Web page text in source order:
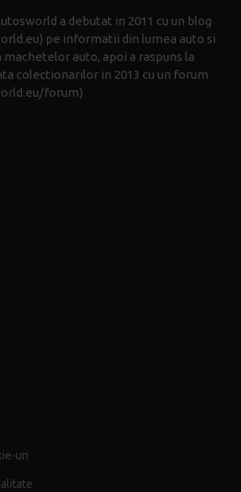
a debutat in 2011 cu un blog
pe informatii din lumea auto si
machetelor auto, apoi a raspuns la
colectionarilor in 2013 cu un forum
forum)
uri